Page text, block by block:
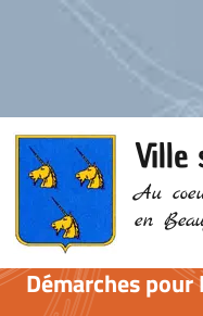
Ville
Au
en
Démarches